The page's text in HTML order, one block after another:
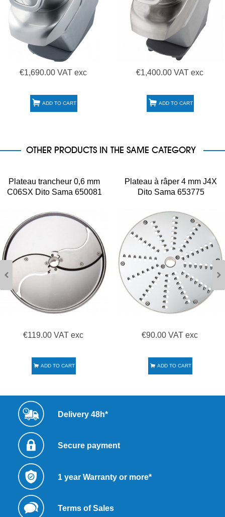
€1,690.00 VAT exc
ADD TO CART
€1,400.00 VAT exc
ADD TO CART
OTHER PRODUCTS IN THE SAME CATEGORY
Plateau trancheur 0,6 mm
C06SX Dito Sama 650081
€119.00 VAT exc
ADD TO CART
Plateau à râper 4 mm J4X
Dito Sama 653775
€90.00 VAT exc
ADD TO CART
Delivery 48h*
Secure payment
1 year Warranty or more*
Terms of Sales